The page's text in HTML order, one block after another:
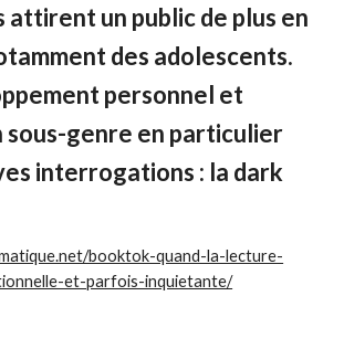
attirent un public de plus en
des adolescents.
personnel et
sous-genre en particulier
interrogations : la dark
booktok-quand-la-lecture-
et-parfois-inquietante/